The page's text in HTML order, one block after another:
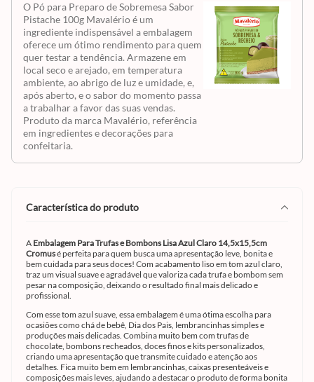
O Pó para Preparo de Sobremesa Sabor
Pistache 100g Mavalério é um
ingrediente indispensável a embalagem
oferece um ótimo rendimento para quem
quer testar a tendência. Armazene em
local seco e arejado, em temperatura
ambiente, ao abrigo de luz e umidade, e,
após aberto, e o sabor do momento passa
a trabalhar a favor das suas vendas.
Produto da marca Mavalério, referência
em ingredientes e decorações para
confeitaria.
característica do produto
A Embalagem Para Trufas e Bombons Lisa Azul Claro 14,5x15,5cm
Cromusé perfeita para quem busca uma apresentação leve, bonita e
bem cuidada para seus doces! Com acabamento liso em tom azul claro,
traz um visual suave e agradável que valoriza cada trufa e bombom sem
pesar na composição, deixando o resultado final mais delicado e
profissional.
Com esse tom azul suave, essa embalagem é uma ótima escolha para
ocasiões como chá de bebê, Dia dos Pais, lembrancinhas simples e
produções mais delicadas. Combina muito bem com trufas de
chocolate, bombons recheados, doces finos e kits personalizados,
criando uma apresentação que transmite cuidado e atenção aos
detalhes. Fica muito bem em lembrancinhas, caixas presenteáveis e
composições mais leves, ajudando a destacar o produto de forma bonita